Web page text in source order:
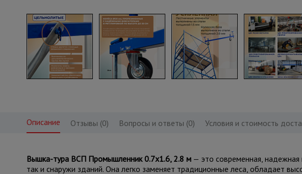
Описание Отзывы (0) Вопросы и ответы (0) Условия и стоимость
Вышка-тура ВСП Промышленник 0.7х1.6, 2.8 м— это современная, надежная
так и снаружи зданий. Она легко заменяет традиционные леса, обладает